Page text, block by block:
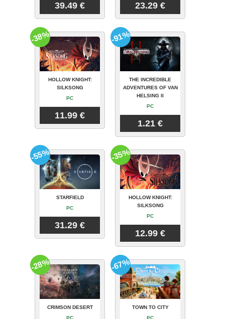
39.49 € 23.29 €
HOLLOW KNIGHT:
SILKSONG
PC
11.99 €
-38%
THE INCREDIBLE
ADVENTURES OF VAN
HELSING II
PC
1.21 €
-91%
STARFIELD
PC
31.29 €
-55%
HOLLOW KNIGHT:
SILKSONG
PC
12.99 €
-35%
CRIMSON DESERT
PC
-28%
TOWN TO CITY
PC
-67%